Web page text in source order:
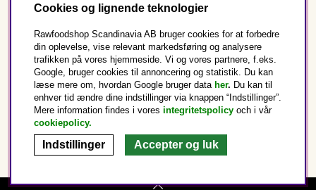
Dette er Rawfoodshop
Danmark
Cookies og lignende teknologier
Rawfoodshop Scandinavia AB bruger cookies for at forbedre
din oplevelse, vise relevant markedsføring og analysere
trafikken på vores hjemmeside. Vi og vores partnere, f.eks.
Google, bruger cookies til annoncering og statistik. Du kan
læse mere om, hvordan Google bruger data her. Du kan til
enhver tid ændre dine indstillinger via knappen “Indstillinger”.
Mere information findes i vores integritetspolicy och i vår
cookiepolicy.
Indstillinger Accepter og luk